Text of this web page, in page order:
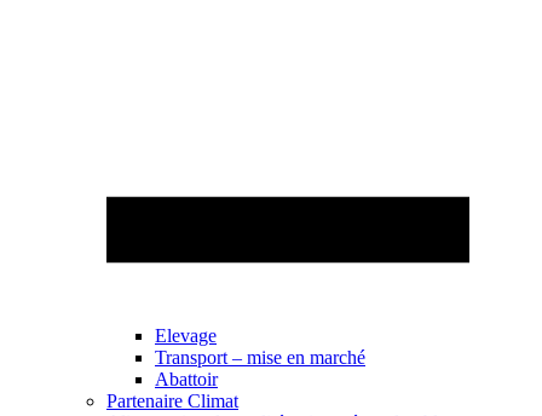
Elevage
Transport – mise en marché
Abattoir
Partenaire Climat